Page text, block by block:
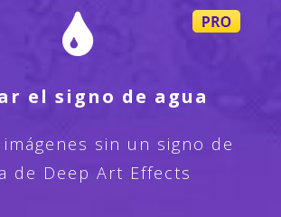
el signo de agua
sin un signo de
de Deep Art Effects